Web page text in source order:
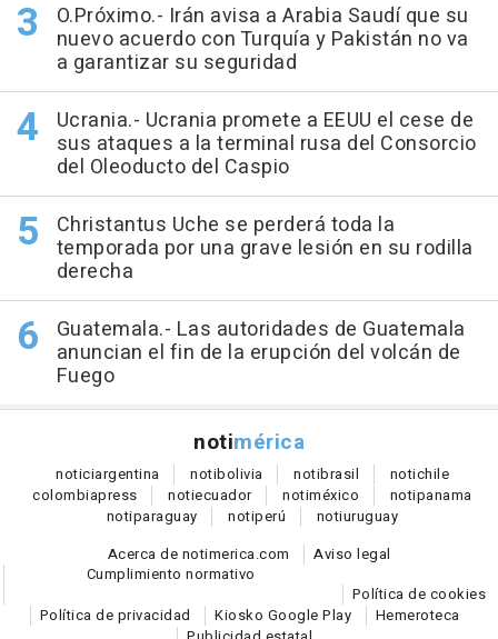
O.Próximo.- Irán avisa a Arabia Saudí que su
nuevo acuerdo con Turquía y Pakistán no va
a garantizar su seguridad
Ucrania.- Ucrania promete a EEUU el cese de
sus ataques a la terminal rusa del Consorcio
del Oleoducto del Caspio
Christantus Uche se perderá toda la
temporada por una grave lesión en su rodilla
derecha
Guatemala.- Las autoridades de Guatemala
anuncian el fin de la erupción del volcán de
Fuego
notimérica
noticiargentina notibolivia notibrasil notichile
colombiapress notiecuador notiméxico notipanama
notiparaguay notiperú notiuruguay
Acerca de notimerica.com
Aviso legal
Cumplimiento normativo
Política de cookies
Política de privacidad
Kiosko Google Play
Hemeroteca